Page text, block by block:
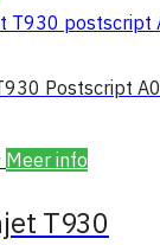
Postscript A0
Meer info
T930